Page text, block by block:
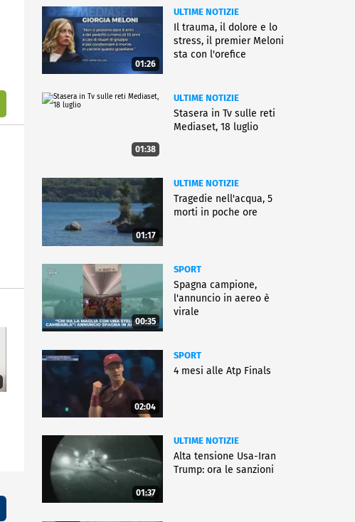
01:26
ULTIME NOTIZIE
Il trauma, il dolore e lo
stress, il premier Meloni
sta con l'orefice
01:38
ULTIME NOTIZIE
Stasera in Tv sulle reti
Mediaset, 18 luglio
01:17
ULTIME NOTIZIE
Tragedie nell'acqua, 5
morti in poche ore
00:35
SPORT
Spagna campione,
l'annuncio in aereo è
virale
02:04
SPORT
4 mesi alle Atp Finals
01:37
ULTIME NOTIZIE
Alta tensione Usa-Iran
Trump: ora le sanzioni